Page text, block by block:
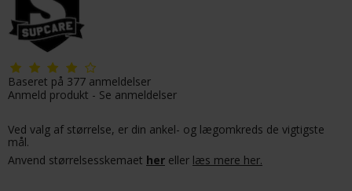
Baseret på 377 anmeldelser
Anmeld produkt - Se anmeldelser
Ved valg af størrelse, er din ankel- og lægomkreds de vigtigste
mål.
Anvend størrelsesskemaet her eller læs mere her.